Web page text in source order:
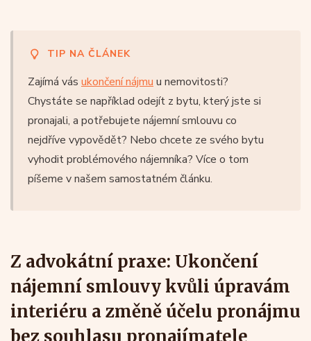
TIP NA ČLÁNEK
Zajímá vás ukončení nájmu u nemovitosti?
Chystáte se například odejít z bytu, který jste si
pronajali, a potřebujete nájemní smlouvu co
nejdříve vypovědět? Nebo chcete ze svého bytu
vyhodit problémového nájemníka? Více o tom
píšeme v našem samostatném článku.
Z advokátní praxe: Ukončení
nájemní smlouvy kvůli úpravám
interiéru a změně účelu pronájmu
bez souhlasu pronajímatele